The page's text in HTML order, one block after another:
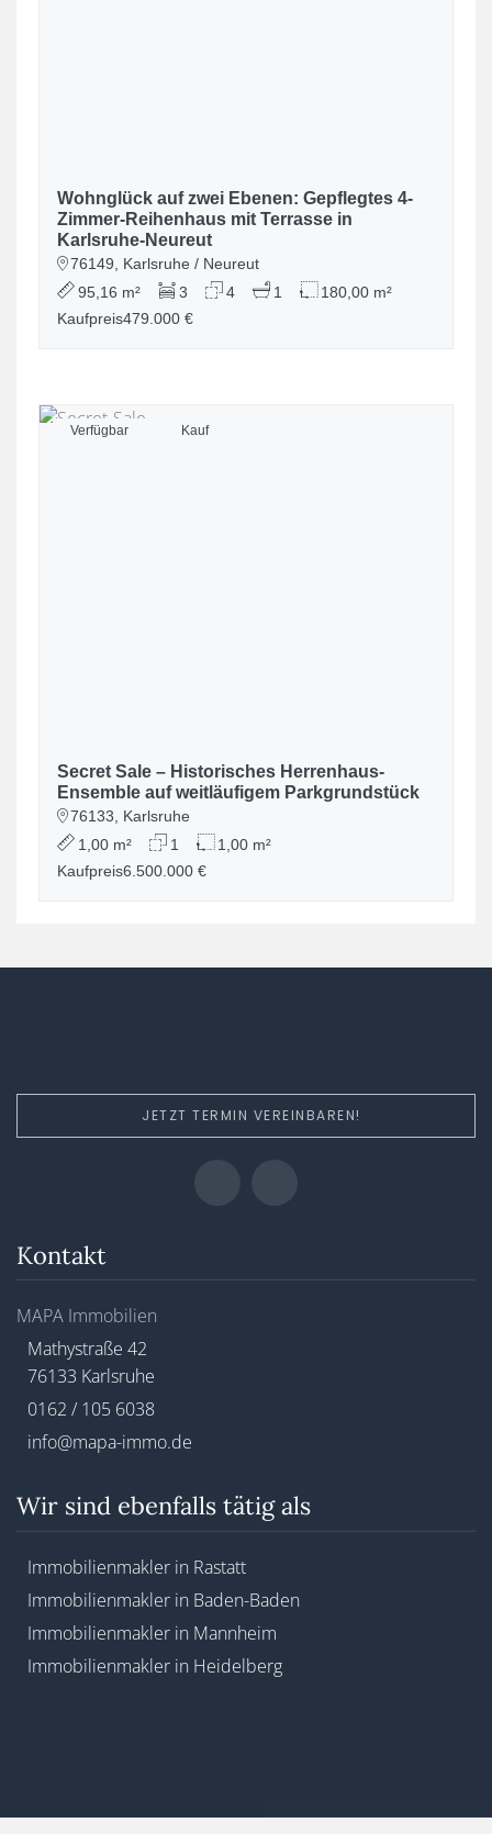
Wohnglück auf zwei Ebenen: Gepflegtes 4-
Zimmer-Reihenhaus mit Terrasse in
Karlsruhe-Neureut
76149, Karlsruhe / Neureut
95,16 m²
3 4 1
180,00 m²
Kaufpreis479.000 €
Verfügbar Kauf
Secret Sale – Historisches Herrenhaus-
Ensemble auf weitläufigem Parkgrundstück
76133, Karlsruhe
1,00 m²
1
1,00 m²
Kaufpreis6.500.000 €
JETZT TERMIN VEREINBAREN!
Kontakt
MAPA Immobilien
Mathystraße 42
76133 Karlsruhe
0162 / 105 6038
info@mapa-immo.de
Wir sind ebenfalls tätig als
Immobilienmakler in Rastatt
Immobilienmakler in Baden-Baden
Immobilienmakler in Mannheim
Immobilienmakler in Heidelberg